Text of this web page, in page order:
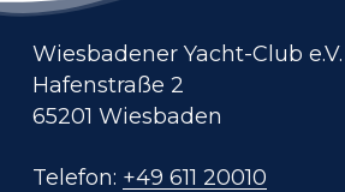
Wiesbadener Yacht-Club e.V.
Hafenstraße 2
65201 Wiesbaden
Telefon: +49 611 20010